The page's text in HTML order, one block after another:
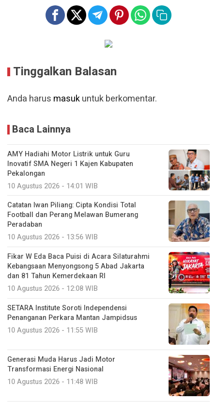
Tinggalkan Balasan
Anda harus masukuntuk berkomentar.
Baca Lainnya
AMY Hadiahi Motor Listrik untuk Guru
Inovatif SMA Negeri 1 Kajen Kabupaten
Pekalongan
10 Agustus 2026 - 14:01 WIB
Catatan Iwan Piliang: Cipta Kondisi Total
Football dan Perang Melawan Bumerang
Peradaban
10 Agustus 2026 - 13:56 WIB
Fikar W Eda Baca Puisi di Acara Silaturahmi
Kebangsaan Menyongsong 5 Abad Jakarta
dan 81 Tahun Kemerdekaan RI
10 Agustus 2026 - 12:08 WIB
SETARA Institute Soroti Independensi
Penanganan Perkara Mantan Jampidsus
10 Agustus 2026 - 11:55 WIB
Generasi Muda Harus Jadi Motor
Transformasi Energi Nasional
10 Agustus 2026 - 11:48 WIB